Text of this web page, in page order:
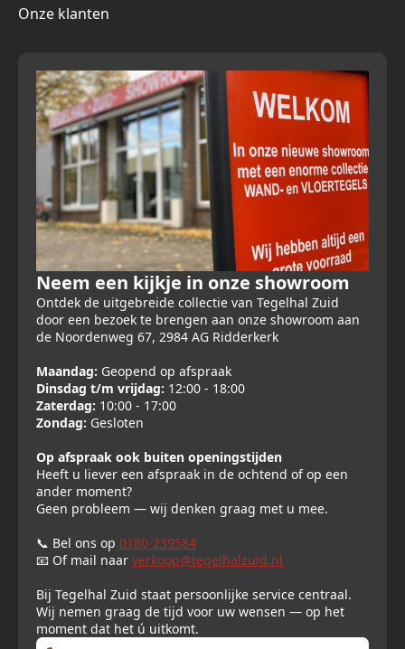
Onze klanten
Neem een kijkje in onze showroom
Ontdek de uitgebreide collectie van Tegelhal Zuid
door een bezoek te brengen aan onze showroom aan
de Noordenweg 67, 2984 AG Ridderkerk
Maandag: Geopend op afspraak
Dinsdag t/m vrijdag: 12:00 - 18:00
Zaterdag: 10:00 - 17:00
Zondag: Gesloten
Op afspraak ook buiten openingstijden
Heeft u liever een afspraak in de ochtend of op een
ander moment?
Geen probleem — wij denken graag met u mee.
📞 Bel ons op 0180-239584
📧 Of mail naar verkoop@tegelhalzuid.nl
Bij Tegelhal Zuid staat persoonlijke service centraal.
Wij nemen graag de tijd voor uw wensen — op het
moment dat het ú uitkomt.